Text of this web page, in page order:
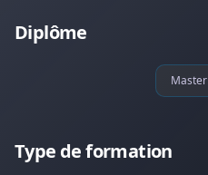
Diplôme
Master
Type de formation